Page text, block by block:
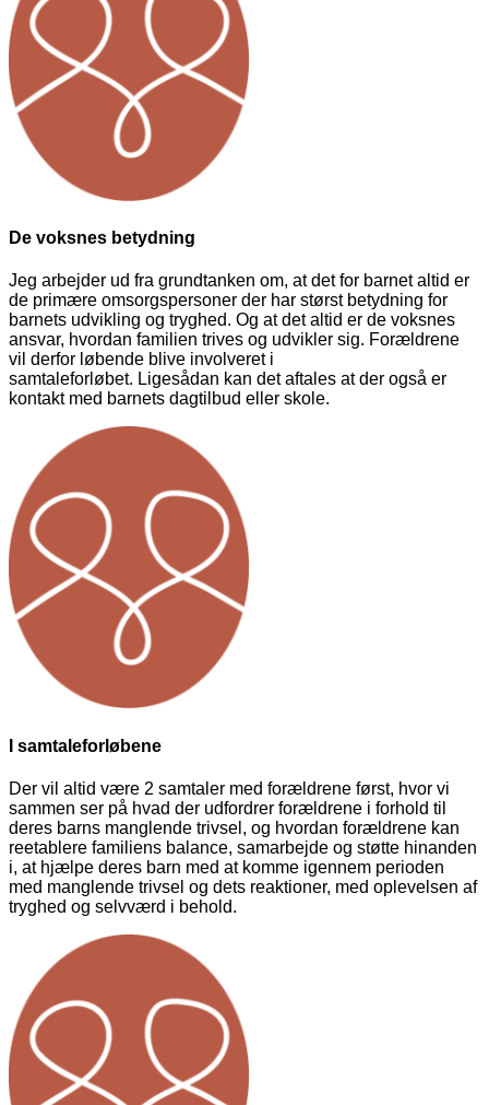
De voksnes betydning
Jeg arbejder ud fra grundtanken om, at det for barnet altid er
de primære omsorgspersoner der har størst betydning for
barnets udvikling og tryghed. Og at det altid er de voksnes
ansvar, hvordan familien trives og udvikler sig. Forældrene
vil derfor løbende blive involveret i
samtaleforløbet. Ligesådan kan det aftales at der også er
kontakt med barnets dagtilbud eller skole.
I samtaleforløbene
Der vil altid være 2 samtaler med forældrene først, hvor vi
sammen ser på hvad der udfordrer forældrene i forhold til
deres barns manglende trivsel, og hvordan forældrene kan
reetablere familiens balance, samarbejde og støtte hinanden
i, at hjælpe deres barn med at komme igennem perioden
med manglende trivsel og dets reaktioner, med oplevelsen af
tryghed og selvværd i behold.